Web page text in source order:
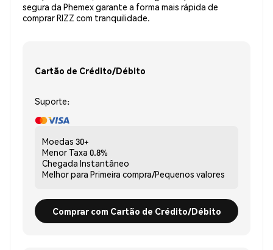
segura da Phemex garante a forma mais rápida de
comprar RIZZ com tranquilidade.
Cartão de Crédito/Débito
Suporte:
Moedas 30+
Menor Taxa 0.8%
Chegada Instantâneo
Melhor para Primeira compra/Pequenos valores
Comprar com Cartão de Crédito/Débito